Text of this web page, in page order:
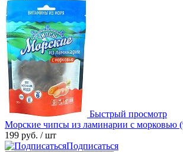
Быстрый просмотр
Морские чипсы из ламинарии с морковью
199 руб. / шт
Подписаться